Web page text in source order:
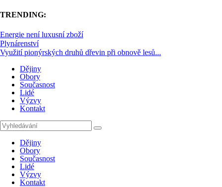
TRENDING:
Energie není luxusní zboží
Plynárenství
Využití pionýrských druhů dřevin při obnově lesů...
Dějiny
Obory
Současnost
Lidé
Výzvy
Kontakt
Dějiny
Obory
Současnost
Lidé
Výzvy
Kontakt